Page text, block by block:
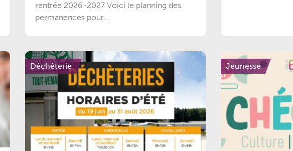
rentrée 2026-2027 Voici le planning des
permanences pour...
Déchèterie Jeunesse